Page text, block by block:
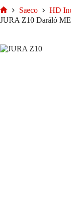
Home
Saeco
HD
JURA Z10 Daráló